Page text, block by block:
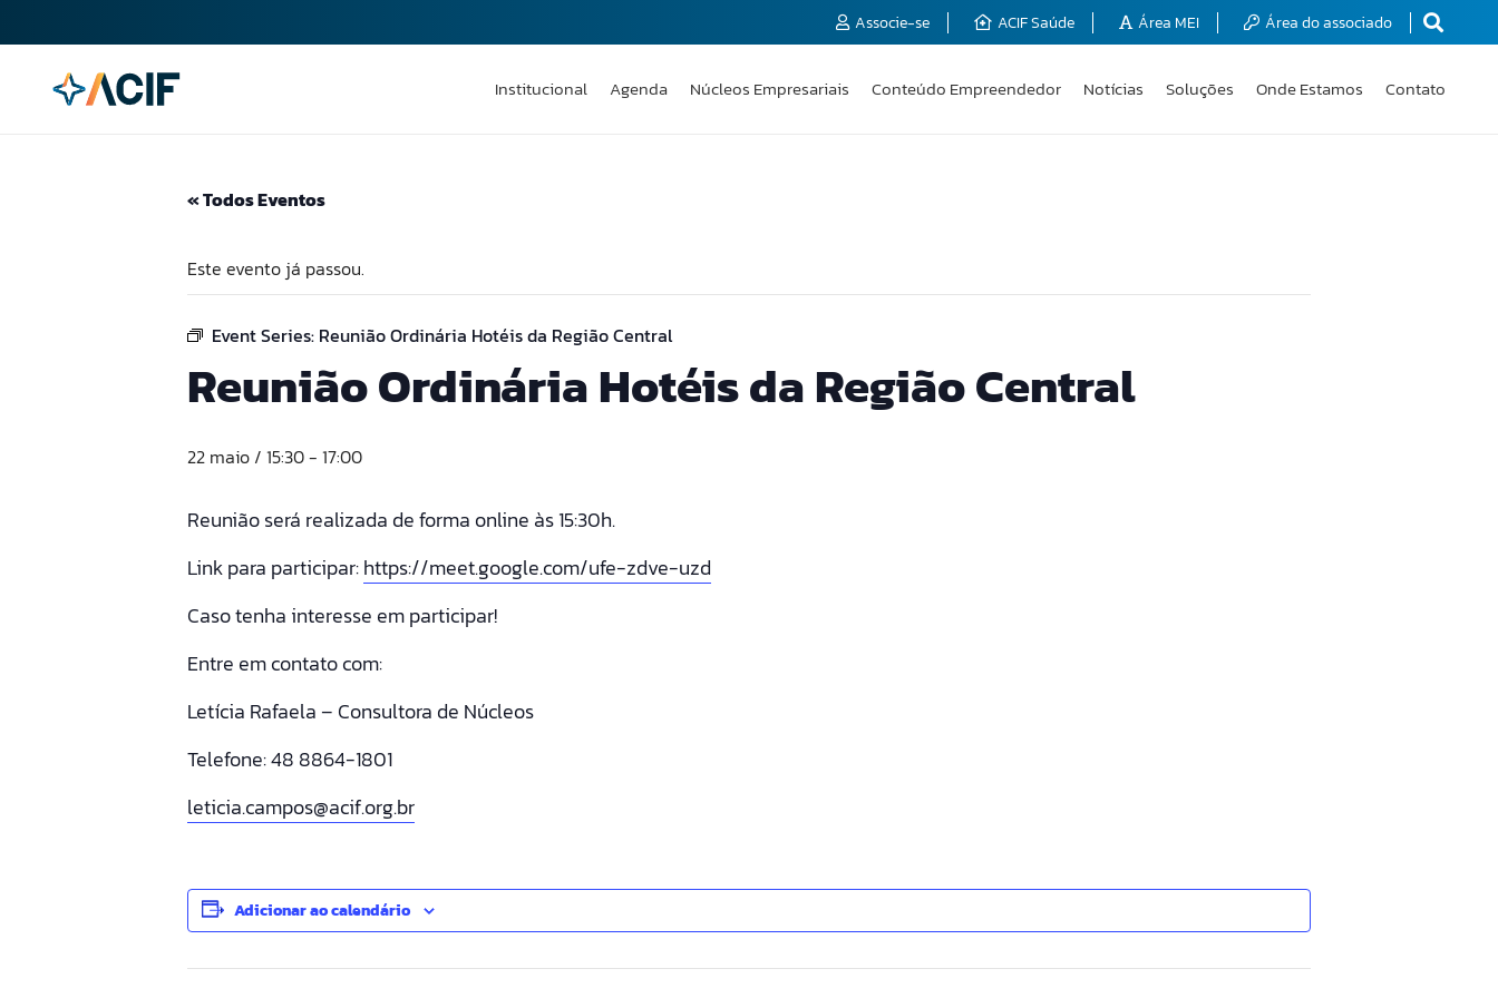
Associe-se ACIF Saúde Área MEI Área do associado
Institucional Agenda Núcleos Empresariais Conteúdo Empreendedor Notícias Soluções Onde Estamos Contato
« Todos Eventos
Este evento já passou.
Event Series: Reunião Ordinária Hotéis da Região Central
Reunião Ordinária Hotéis da Região Central
22 maio / 15:30- 17:00
Reunião será realizada de forma online às 15:30h.
Link para participar:https://meet.google.com/ufe-zdve-uzd
Caso tenha interesse em participar!
Entre em contato com:
Letícia Rafaela – Consultora de Núcleos
Telefone: 48 8864-1801
leticia.campos@acif.org.br
Adicionar ao calendário